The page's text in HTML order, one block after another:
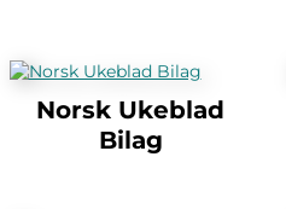
Norsk Ukeblad
Bilag